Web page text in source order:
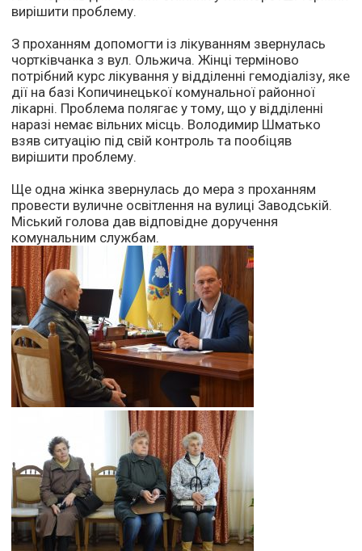
вирішити проблему.
З проханням допомогти із лікуванням звернулась
чортківчанка з вул. Ольжича. Жінці терміново
потрібний курс лікування у відділенні гемодіалізу, яке
дії на базі Копичинецької комунальної районної
лікарні. Проблема полягає у тому, що у відділенні
наразі немає вільних місць. Володимир Шматько
взяв ситуацію під свій контроль та пообіцяв
вирішити проблему.
Ще одна жінка звернулась до мера з проханням
провести вуличне освітлення на вулиці Заводській.
Міський голова дав відповідне доручення
комунальним службам.